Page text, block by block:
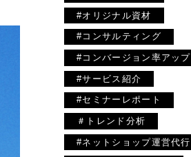
#オリジナル資材
#コンサルティング
#コンバージョン率アップ
#サービス紹介
#セミナーレポート
＃トレンド分析
#ネットショップ運営代行